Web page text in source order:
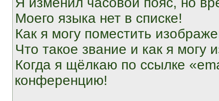
Моего языка нет в списке!
Как я могу поместить
Что такое звание и как я могу
Когда я щёлкаю по ссылке
конференцию!